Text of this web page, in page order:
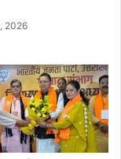
2026